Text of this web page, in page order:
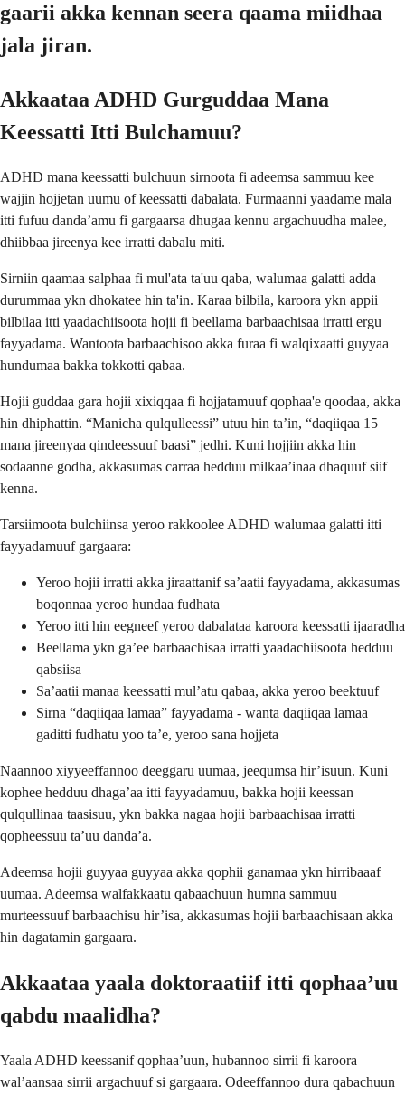
gaarii akka kennan seera qaama miidhaa
jala jiran.
Akkaataa ADHD Gurguddaa Mana
Keessatti Itti Bulchamuu?
ADHD mana keessatti bulchuun sirnoota fi adeemsa sammuu kee
wajjin hojjetan uumu of keessatti dabalata. Furmaanni yaadame mala
itti fufuu dandaʼamu fi gargaarsa dhugaa kennu argachuudha malee,
dhiibbaa jireenya kee irratti dabalu miti.
Sirniin qaamaa salphaa fi mul'ata ta'uu qaba, walumaa galatti adda
durummaa ykn dhokatee hin ta'in. Karaa bilbila, karoora ykn appii
bilbilaa itti yaadachiisoota hojii fi beellama barbaachisaa irratti ergu
fayyadama. Wantoota barbaachisoo akka furaa fi walqixaatti guyyaa
hundumaa bakka tokkotti qabaa.
Hojii guddaa gara hojii xixiqqaa fi hojjatamuuf qophaa'e qoodaa, akka
hin dhiphattin. “Manicha qulqulleessi” utuu hin ta’in, “daqiiqaa 15
mana jireenyaa qindeessuuf baasi” jedhi. Kuni hojjiin akka hin
sodaanne godha, akkasumas carraa hedduu milkaa’inaa dhaquuf siif
kenna.
Tarsiimoota bulchiinsa yeroo rakkoolee ADHD walumaa galatti itti
fayyadamuuf gargaara:
Yeroo hojii irratti akka jiraattanif sa’aatii fayyadama, akkasumas
boqonnaa yeroo hundaa fudhata
Yeroo itti hin eegneef yeroo dabalataa karoora keessatti ijaaradha
Beellama ykn ga’ee barbaachisaa irratti yaadachiisoota hedduu
qabsiisa
Sa’aatii manaa keessatti mul’atu qabaa, akka yeroo beektuuf
Sirna “daqiiqaa lamaa” fayyadama - wanta daqiiqaa lamaa
gaditti fudhatu yoo ta’e, yeroo sana hojjeta
Naannoo xiyyeeffannoo deeggaru uumaa, jeequmsa hir’isuun. Kuni
kophee hedduu dhaga’aa itti fayyadamuu, bakka hojii keessan
qulqullinaa taasisuu, ykn bakka nagaa hojii barbaachisaa irratti
qopheessuu ta’uu danda’a.
Adeemsa hojii guyyaa guyyaa akka qophii ganamaa ykn hirribaaaf
uumaa. Adeemsa walfakkaatu qabaachuun humna sammuu
murteessuuf barbaachisu hir’isa, akkasumas hojii barbaachisaan akka
hin dagatamin gargaara.
Akkaataa yaala doktoraatiif itti qophaa’uu
qabdu maalidha?
Yaala ADHD keessanif qophaa’uun, hubannoo sirrii fi karoora
wal’aansaa sirrii argachuuf si gargaara. Odeeffannoo dura qabachuun